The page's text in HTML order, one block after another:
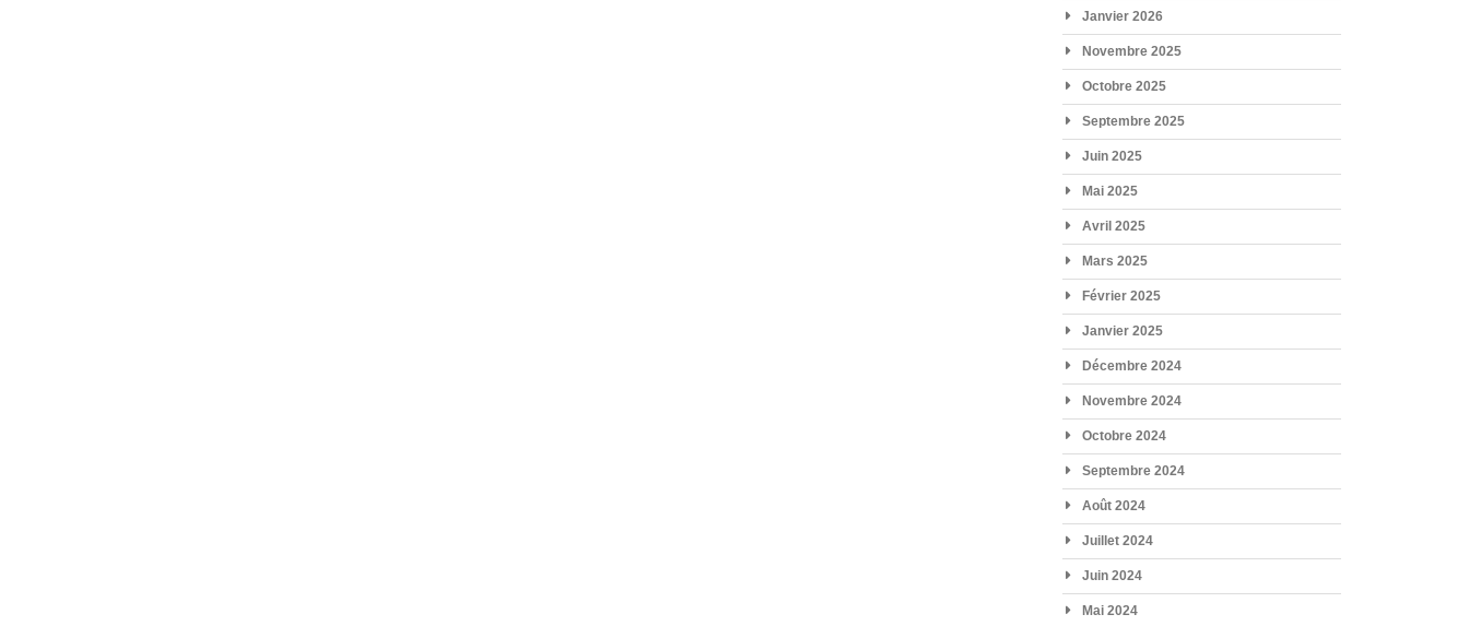
Janvier 2026
Novembre 2025
Octobre 2025
Septembre 2025
Juin 2025
Mai 2025
Avril 2025
Mars 2025
Février 2025
Janvier 2025
Décembre 2024
Novembre 2024
Octobre 2024
Septembre 2024
Août 2024
Juillet 2024
Juin 2024
Mai 2024